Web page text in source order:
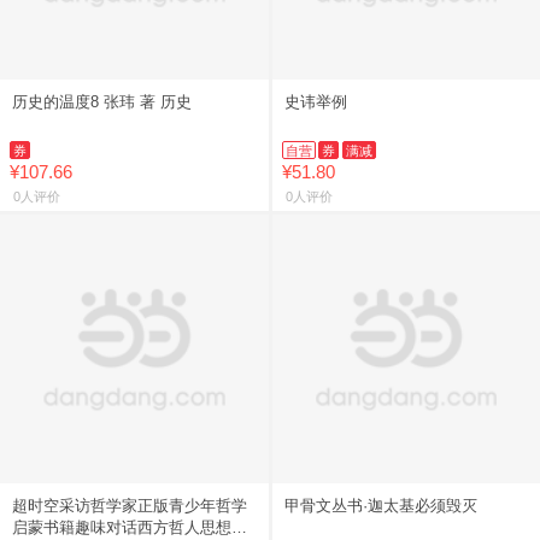
历史的温度8 张玮 著 历史
券
¥107.66
0人评价
史讳举例
自营 券 满减
¥51.80
0人评价
超时空采访哲学家正版青少年哲学
启蒙书籍趣味对话西方哲人思想精
甲骨文丛书·迦太基必须毁灭